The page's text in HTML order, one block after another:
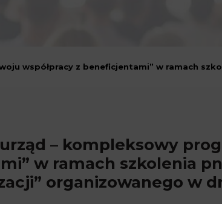
współpracy z beneficjentami” w ramach
– kompleksowy
w ramach szkolenia
organizowanego w